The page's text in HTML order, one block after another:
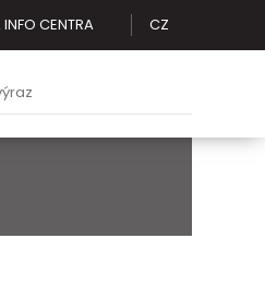
CENTRA CZ